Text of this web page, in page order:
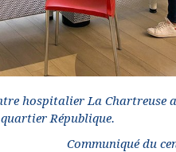
hospitalier La Chartreuse
République.
Communiqué du